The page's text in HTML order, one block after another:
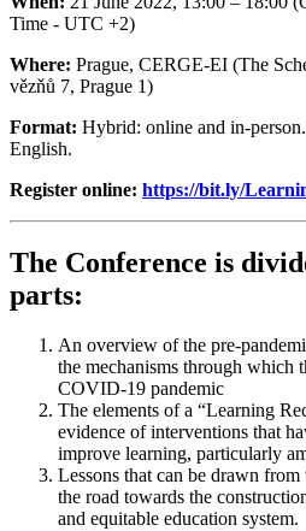
Time - UTC +2)
Where: Prague, CERGE-EI (The
vězňů 7, Prague 1)
Format: Hybrid: online and in-
English.
Register online: https://bit.ly/
The Conference is
parts:
An overview of the pre-
the mechanisms through which
COVID-19 pandemic
The elements of a “Learning
evidence of interventions that
improve learning, particularly
Lessons that can be drawn
the road towards the
and equitable education system.